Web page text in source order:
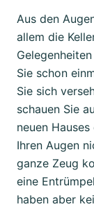
Aus den
allem die
Sie schon
Sie sich
schauen Sie
neuen
Ihren Augen
ganze Zeug
eine
haben aber